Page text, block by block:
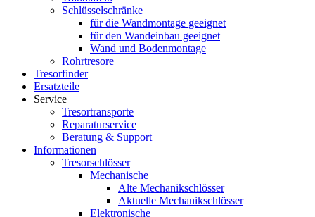
Schlüsselschränke
für die Wandmontage geeignet
für den Wandeinbau geeignet
Wand und Bodenmontage
Rohrtresore
Tresorfinder
Ersatzteile
Service
Tresortransporte
Reparaturservice
Beratung & Support
Informationen
Tresorschlösser
Mechanische
Alte Mechanikschlösser
Aktuelle Mechanikschlösser
Elektronische